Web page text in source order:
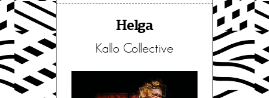
Helga
Kallo Collective